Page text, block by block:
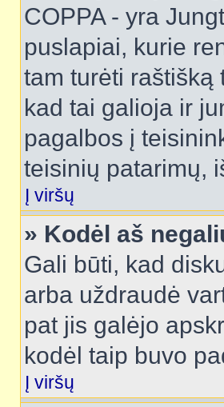
COPPA - yra
puslapiai, kurie
tam turėti raštišką
kad tai galioja ir
pagalbos į
teisinių patarimų,
Į viršų
» Kodėl aš
Gali būti, kad
arba uždraudė
pat jis galėjo
kodėl taip buvo
Į viršų